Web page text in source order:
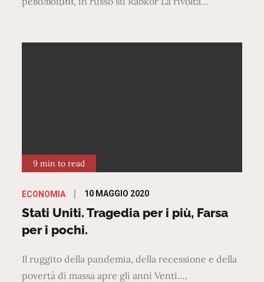
9 min to read
ECONOMIA
Posted
on
10 MAGGIO 2020
Stati Uniti. Tragedia per i più, Farsa
per i pochi.
Il ruggito della pandemia, della recessione e della
povertà di massa apre gli anni Venti.…